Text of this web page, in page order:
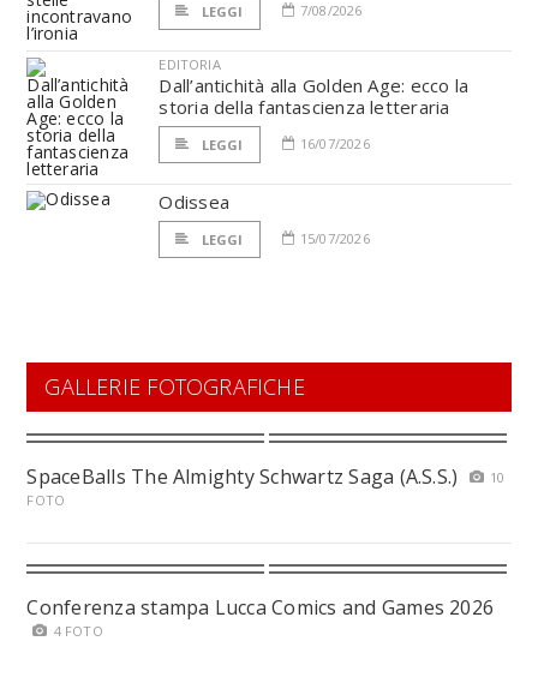
LEGGI 7/08/2026
EDITORIA
Dall’antichità alla Golden Age: ecco la
storia della fantascienza letteraria
LEGGI 16/07/2026
Odissea
LEGGI 15/07/2026
GALLERIE FOTOGRAFICHE
SpaceBalls The Almighty Schwartz Saga (A.S.S.)
10
FOTO
Conferenza stampa Lucca Comics and Games 2026
4 FOTO